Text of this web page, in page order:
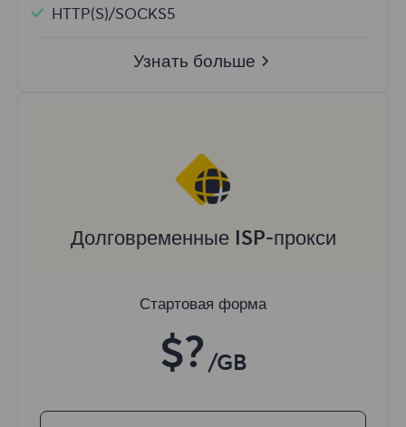
HTTP(S)/SOCKS5
Узнать больше
Долговременные ISP-прокси
Стартовая форма
$? /GB